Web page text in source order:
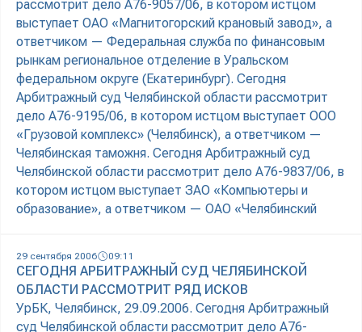
рассмотрит дело А76-9057/06, в котором истцом
выступает ОАО «Магнитогорский крановый завод», а
ответчиком — Федеральная служба по финансовым
рынкам региональное отделение в Уральском
федеральном округе (Екатеринбург). Сегодня
Арбитражный суд Челябинской области рассмотрит
дело А76-9195/06, в котором истцом выступает ООО
«Грузовой комплекс» (Челябинск), а ответчиком —
Челябинская таможня. Сегодня Арбитражный суд
Челябинской области рассмотрит дело А76-9837/06, в
котором истцом выступает ЗАО «Компьютеры и
образование», а ответчиком — ОАО «Челябинский
29 сентября 2006 09:11
СЕГОДНЯ АРБИТРАЖНЫЙ СУД ЧЕЛЯБИНСКОЙ
ОБЛАСТИ РАССМОТРИТ РЯД ИСКОВ
УрБК, Челябинск, 29.09.2006. Сегодня Арбитражный
суд Челябинской области рассмотрит дело А76-